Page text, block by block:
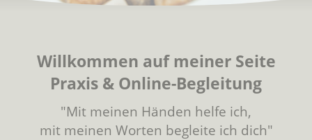
Willkommen auf meiner Seite
Praxis & Online-Begleitung
"Mit meinen Händen helfe ich,
mit meinen Worten begleite ich dich"